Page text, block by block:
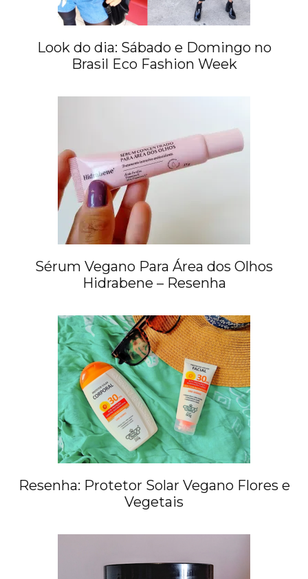
Look do dia: Sábado e Domingo no
Brasil Eco Fashion Week
Sérum Vegano Para Área dos Olhos
Hidrabene – Resenha
Resenha: Protetor Solar Vegano Flores e
Vegetais